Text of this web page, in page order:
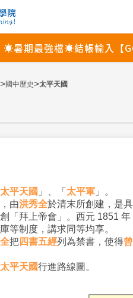
>國中歷史>太平天國
太平天國 」、「 太平軍 」。
，由洪秀全於清末所創建，是
「拜上帝會」。西元 1851 年
等制度，講求同等均享。
把四書五經列為禁書，使得
太平天國行進路線圖。